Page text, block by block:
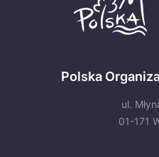
Polska
ul.
01-171